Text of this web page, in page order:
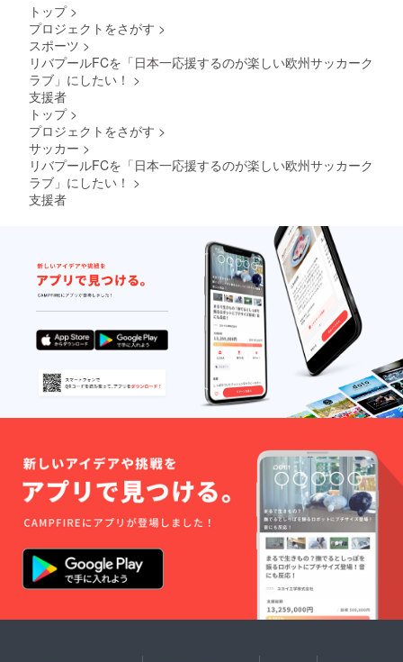
トップ >
プロジェクトをさがす >
スポーツ >
リバプールFCを「日本一応援するのが楽しい欧州サッカーク
ラブ」にしたい！ >
支援者
トップ >
プロジェクトをさがす >
サッカー >
リバプールFCを「日本一応援するのが楽しい欧州サッカーク
ラブ」にしたい！ >
支援者